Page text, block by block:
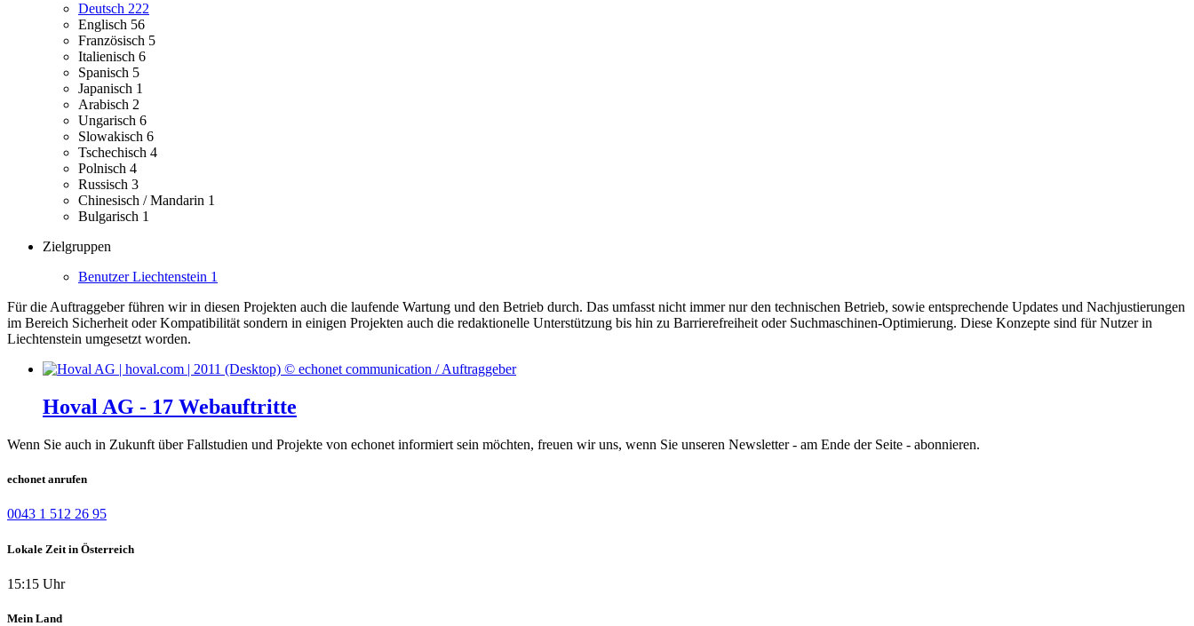
Deutsch 222
Englisch 56
Französisch 5
Italienisch 6
Spanisch 5
Japanisch 1
Arabisch 2
Ungarisch 6
Slowakisch 6
Tschechisch 4
Polnisch 4
Russisch 3
Chinesisch / Mandarin 1
Bulgarisch 1
Zielgruppen
Benutzer Liechtenstein 1
Für die Auftraggeber führen wir in diesen Projekten auch die laufende Wartung und den Betrieb durch. Das umfasst nicht immer nur den technischen Betrieb, sowie entsprechende Updates und Nachjustierungen
im Bereich Sicherheit oder Kompatibilität sondern in einigen Projekten auch die redaktionelle Unterstützung bis hin zu Barrierefreiheit oder Suchmaschinen-Optimierung. Diese Konzepte sind für Nutzer in
Liechtenstein umgesetzt worden.
Hoval AG - 17 Webauftritte
Wenn Sie auch in Zukunft über Fallstudien und Projekte von echonet informiert sein möchten, freuen wir uns, wenn Sie unseren Newsletter - am Ende der Seite - abonnieren.
echonet anrufen
0043 1 512 26 95
Lokale Zeit in Österreich
15:15 Uhr
Mein Land